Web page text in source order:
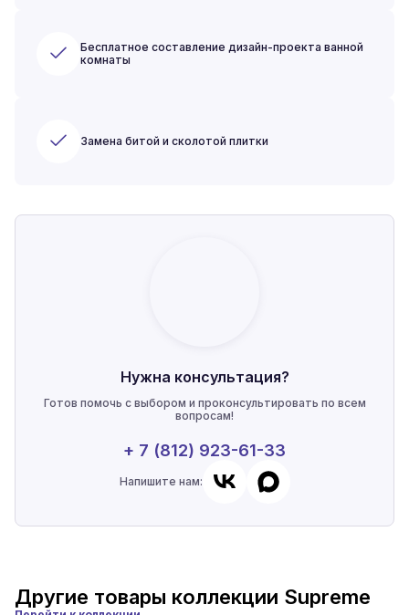
Бесплатное составление дизайн-проекта ванной
комнаты
Замена битой и сколотой плитки
Нужна консультация?
Готов помочь с выбором и проконсультировать по всем
вопросам!
+ 7 (812) 923-61-33
Напишите нам:
Другие товары коллекции Supreme